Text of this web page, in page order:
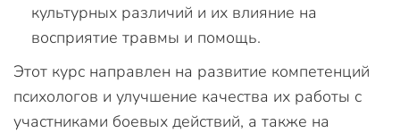
культурных различий и их влияние на
восприятие травмы и помощь.
Этот курс направлен на развитие компетенций
психологов и улучшение качества их работы с
участниками боевых действий, а также на